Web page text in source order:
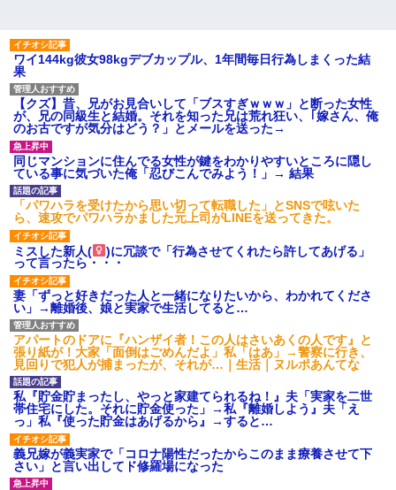
ワイ144kg彼女98kgデブカップル、1年間毎日行為しまくった結
果
【クズ】昔、兄がお見合いして「ブスすぎｗｗｗ」と断った女性
が、兄の同級生と結婚。それを知った兄は荒れ狂い、｢嫁さん、俺
のお古ですが気分はどう？」とメールを送った→
同じマンションに住んでる女性が鍵をわかりやすいところに隠し
ている事に気づいた俺「忍びこんでみよう！」→ 結果
「パワハラを受けたから思い切って転職した」とSNSで呟いた
ら、速攻でパワハラかました元上司がLINEを送ってきた。
ミスした新人(
)に冗談で「行為させてくれたら許してあげる」
って言ったら・・・
妻「ずっと好きだった人と一緒になりたいから、わかれてくださ
い」→離婚後、娘と実家で生活してると…
アパートのドアに『ハンザイ者！この人はさいあくの人です』と
張り紙が！大家「面倒はごめんだよ」私「はあ」→警察に行き、
見回りで犯人が捕まったが、それが…｜生活｜ヌルポあんてな
私『貯金貯まったし、やっと家建てられるね！』夫「実家を二世
帯住宅にした。それに貯金使った」→私『離婚しよう』夫「え
っ」私『使った貯金はあげるから』→すると…
義兄嫁が義実家で「コロナ陽性だったからこのまま療養させて下
さい」と言い出してド修羅場になった